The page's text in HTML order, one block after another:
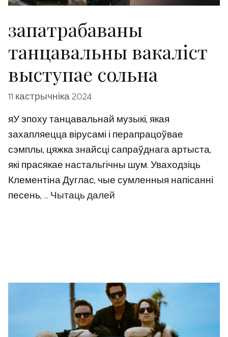
запатрабаваны
танцавальны вакаліст
выступае сольна
11 кастрычніка 2024
яУ эпоху танцавальнай музыкі, якая
захапляецца вірусамі і перапрацоўвае
сэмплы, цяжка знайсці сапраўднага артыста,
які прасякае настальгічны шум. Уваходзіць
Клементіна Дуглас, чые сумленныя напісанні
песень, …Чытаць далей